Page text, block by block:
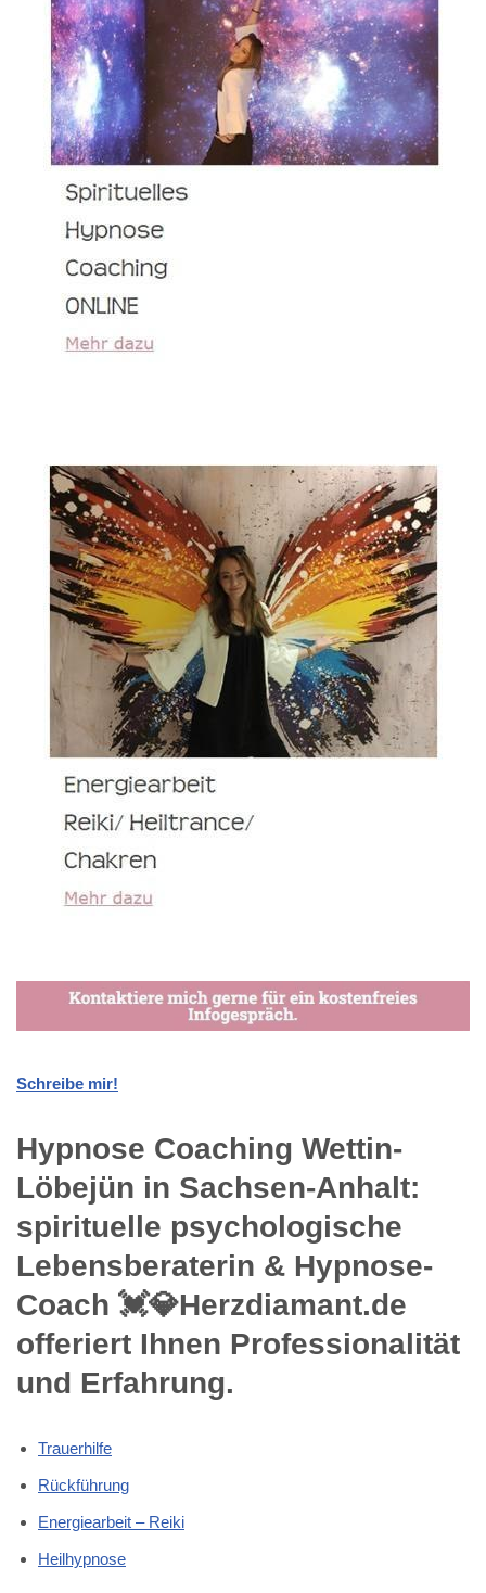
Schreibe mir!
Hypnose Coaching Wettin-
Löbejün in Sachsen-Anhalt:
spirituelle psychologische
Lebensberaterin & Hypnose-
Coach 💓️💎Herzdiamant.de
offeriert Ihnen Professionalität
und Erfahrung.
Trauerhilfe
Rückführung
Energiearbeit – Reiki
Heilhypnose